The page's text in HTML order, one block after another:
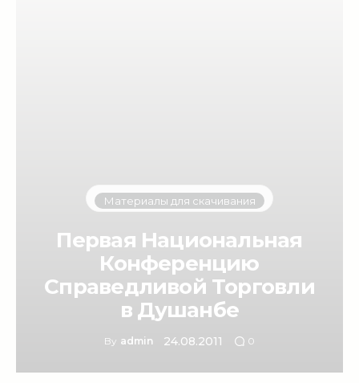
Материалы для скачивания
Первая Национальная
Конференцию
Справедливой Торговли
в Душанбе
By admin 24.08.2011 0